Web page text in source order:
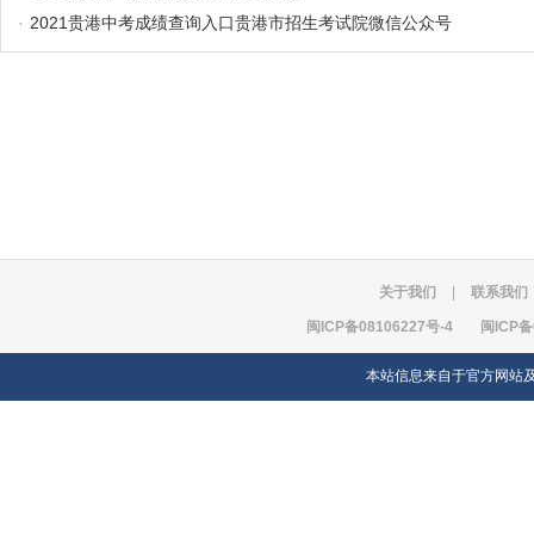
· 2021贵港中考成绩查询入口贵港市招生考试院微信公众号
关于我们 联系我们
闽ICP备08106227号-4 闽ICP
本站信息来自于官方网站